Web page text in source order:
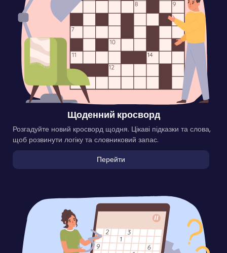
Щоденний кросворд
Розгадуйте новий кросворд щодня. Цікаві підказки та слова,
щоб розвинути логіку та словниковий запас.
Перейти